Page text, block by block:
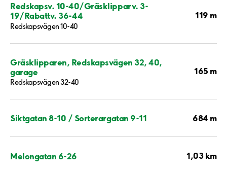
Redskapsv. 10-40/Gräsklipparv. 3-
19/Rabattv. 36-44
Redskapsvägen 10-40
119 m
Gräsklipparen, Redskapsvägen 32, 40,
garage
Redskapsvägen 32-40
165 m
Siktgatan 8-10 / Sorterargatan 9-11 684 m
Melongatan 6-26 1,03 km